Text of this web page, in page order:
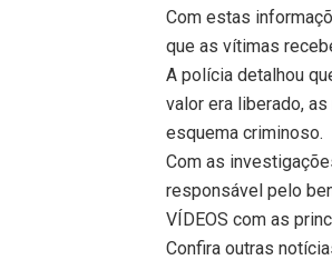
Com estas
que as vítimas
A polícia detalhou
valor era liberado,
esquema criminoso.
Com as
responsável pelo
VÍDEOS com as
Confira outras